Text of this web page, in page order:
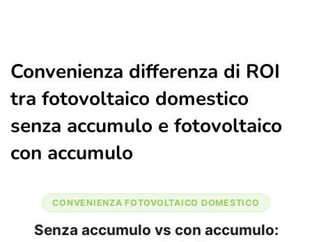
Convenienza differenza di ROI
tra fotovoltaico domestico
senza accumulo e fotovoltaico
con accumulo